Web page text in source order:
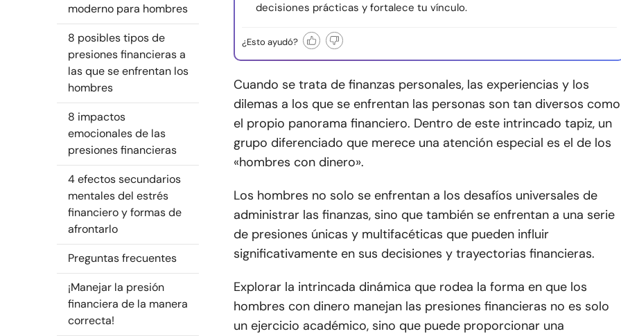
moderno para hombres
8 posibles tipos de
presiones financieras a
las que se enfrentan los
hombres
8 impactos
emocionales de las
presiones financieras
4 efectos secundarios
mentales del estrés
financiero y formas de
afrontarlo
Preguntas frecuentes
¡Manejar la presión
financiera de la manera
correcta!
decisiones prácticas y fortalece tu vínculo.
¿Esto ayudó?
Cuando se trata de finanzas personales, las experiencias y los
dilemas a los que se enfrentan las personas son tan diversos como
el propio panorama financiero. Dentro de este intrincado tapiz, un
grupo diferenciado que merece una atención especial es el de los
«hombres con dinero».
Los hombres no solo se enfrentan a los desafíos universales de
administrar las finanzas, sino que también se enfrentan a una serie
de presiones únicas y multifacéticas que pueden influir
significativamente en sus decisiones y trayectorias financieras.
Explorar la intrincada dinámica que rodea la forma en que los
hombres con dinero manejan las presiones financieras no es solo
un ejercicio académico, sino que puede proporcionar una